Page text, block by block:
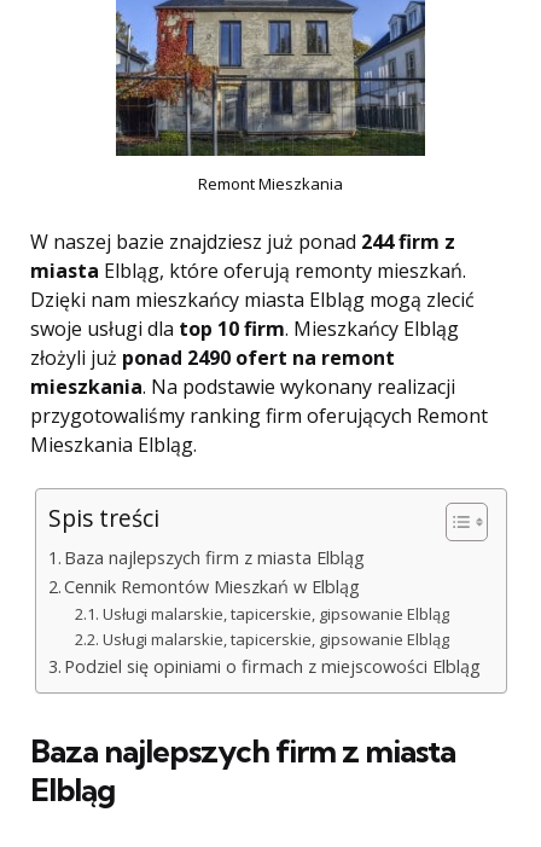
Remont Mieszkania
W naszej bazie znajdziesz już ponad 244 firm z
miasta Elbląg, które oferują remonty mieszkań.
Dzięki nam mieszkańcy miasta Elbląg mogą zlecić
swoje usługi dla top 10 firm. Mieszkańcy Elbląg
złożyli już ponad 2490 ofert na remont
mieszkania. Na podstawie wykonany realizacji
przygotowaliśmy ranking firm oferujących Remont
Mieszkania Elbląg.
Spis treści
Baza najlepszych firm z miasta Elbląg
Cennik Remontów Mieszkań w Elbląg
Usługi malarskie, tapicerskie, gipsowanie Elbląg
Usługi malarskie, tapicerskie, gipsowanie Elbląg
Podziel się opiniami o firmach z miejscowości Elbląg
Baza najlepszych firm z miasta
Elbląg